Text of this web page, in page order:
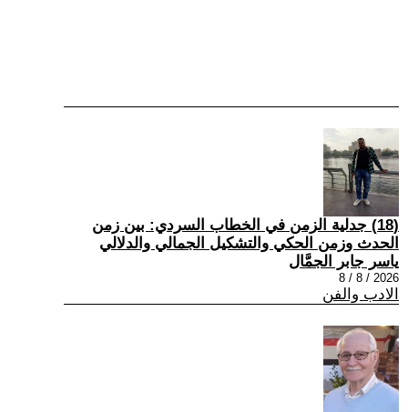
(18) جدلية الزمن في الخطاب السردي: بين زمن
الحدث وزمن الحكي والتشكيل الجمالي والدلالي
ياسر جابر الجمَّال
2026 / 8 / 8
الادب والفن